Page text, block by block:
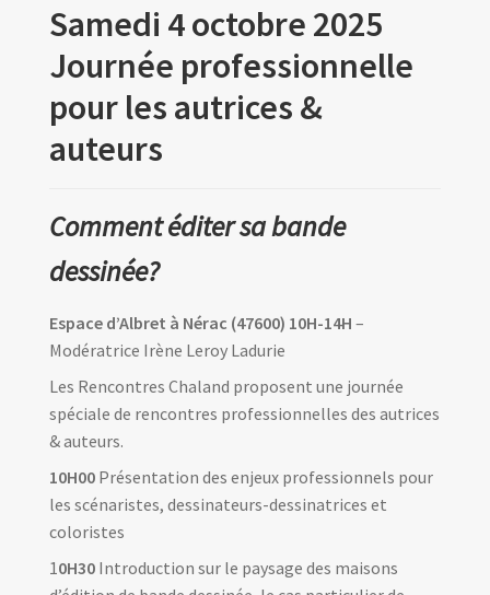
Samedi 4 octobre 2025
Journée professionnelle
pour les autrices &
auteurs
Comment éditer sa bande
dessinée?
Espace d’Albret à Nérac (47600) 10H-14H –
Modératrice Irène Leroy Ladurie
Les Rencontres Chaland proposent une journée
spéciale de rencontres professionnelles des autrices
& auteurs.
10H00 Présentation des enjeux professionnels pour
les scénaristes, dessinateurs-dessinatrices et
coloristes
1 0H30Introduction sur le paysage des maisons